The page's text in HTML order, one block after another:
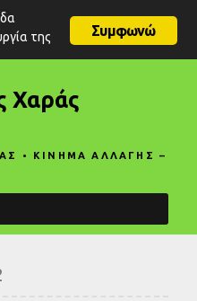
Χαράς
• ΚΙΝΗΜΑ ΑΛΛΑΓΗΣ –
Συμφωνώ
της